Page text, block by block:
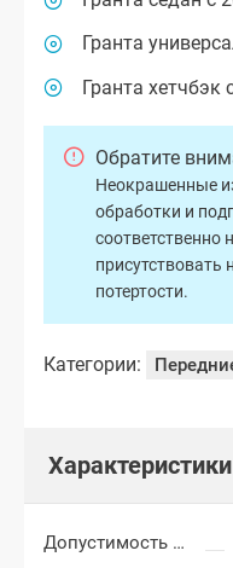
Гранта
Гранта хетчбэк
Обратите
Неокрашенные
обработки и
соответственно
потертости.
Категории:
Характеристики
Допустимость мелких царапин